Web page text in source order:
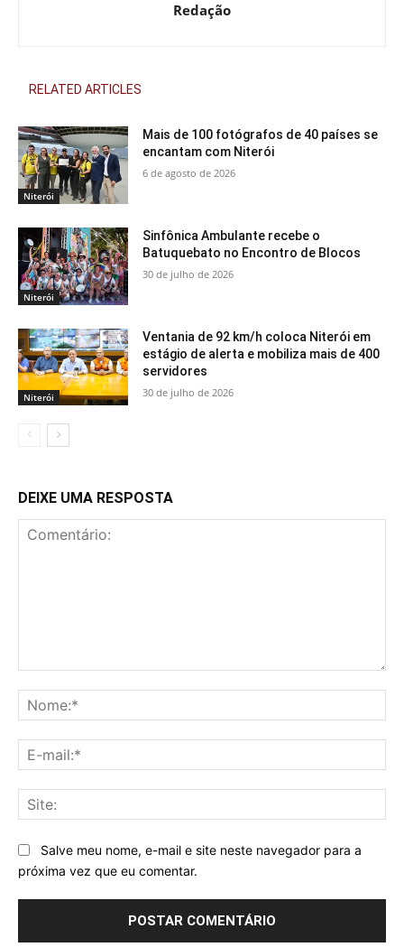
Redação
RELATED ARTICLES
Niterói
Mais de 100 fotógrafos de 40 países se
encantam com Niterói
6 de agosto de 2026
Niterói
Sinfônica Ambulante recebe o
Batuquebato no Encontro de Blocos
30 de julho de 2026
Niterói
Ventania de 92 km/h coloca Niterói em
estágio de alerta e mobiliza mais de 400
servidores
30 de julho de 2026
DEIXE UMA RESPOSTA
Salve meu nome, e-mail e site neste navegador para a
próxima vez que eu comentar.